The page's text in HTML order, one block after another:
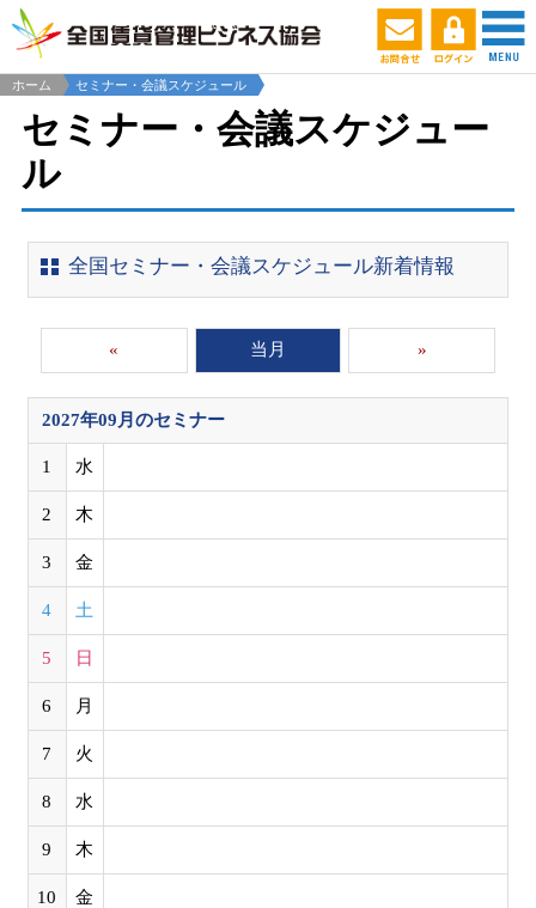
ホーム セミナー・会議スケジュール
セミナー・会議スケジュー
ル
全国セミナー・会議スケジュール新着情報
« 当月 »
2027年09月のセミナー
1 水
2 木
3 金
4 土
5 日
6 月
7 火
8 水
9 木
10 金